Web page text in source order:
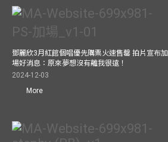
鄧麗欣3月紅館個唱優先購票火速售罄 拍片宣布加
場好消息：原來夢想沒有離我很遠！
2024-12-03
More